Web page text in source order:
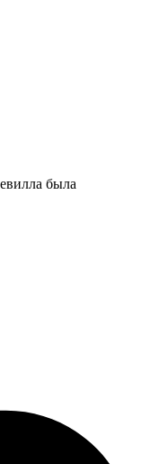
была